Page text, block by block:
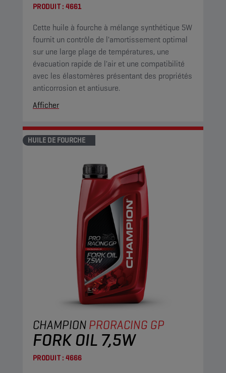
PRODUIT : 4661
Cette huile à fourche à mélange synthétique 5W
fournit un contrôle de l'amortissement optimal
sur une large plage de températures, une
évacuation rapide de l'air et une compatibilité
avec les élastomères présentant des propriétés
anticorrosion et antiusure.
Afficher
HUILE DE FOURCHE
CHAMPIONPRORACING GP
FORK OIL 7,5W
PRODUIT : 4666